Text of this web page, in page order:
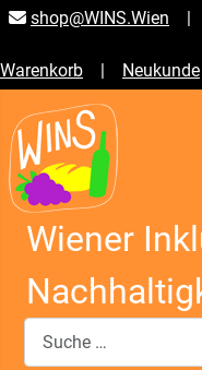
shop@WINS.Wien |
Warenkorb | Neukunde
Wiener
Suchen